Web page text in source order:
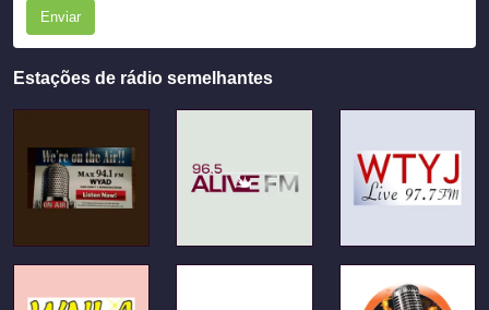
Enviar
Estações de rádio semelhantes